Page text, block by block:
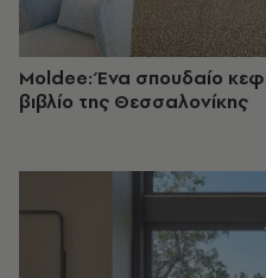
Moldee: Ένα σπουδαίο
βιβλίο της Θεσσαλονίκης